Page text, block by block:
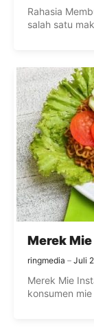
Rahasia
salah satu
Merek
ringmedia Juli
Merek Mie
konsumen